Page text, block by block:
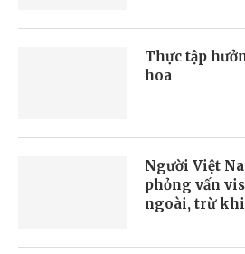
Thực tập
hoa
Người Việt
phỏng vấn
ngoài, trừ